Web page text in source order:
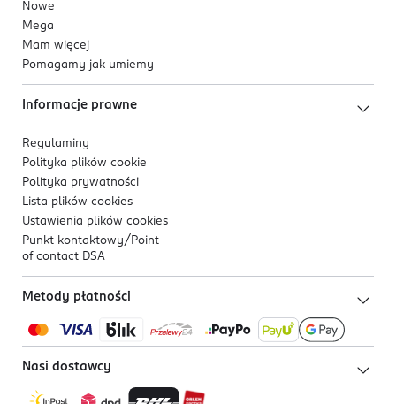
Nowe
Mega
Mam więcej
Pomagamy jak umiemy
Informacje prawne
Regulaminy
Polityka plików cookie
Polityka prywatności
Lista plików cookies
Ustawienia plików cookies
Punkt kontaktowy/ Point
of contact DSA
Metody płatności
Nasi dostawcy